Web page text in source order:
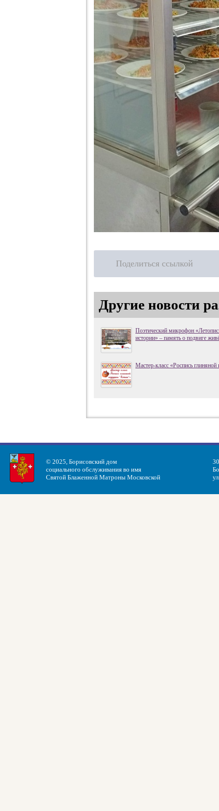
Поделиться ссылкой
Другие новости
Поэтический микрофон
истории» – память о подвиге
Мастер-класс «Роспись
© 2025, Борисовский дом
социального обслуживания во имя
Святой Блаженной Матроны Московской